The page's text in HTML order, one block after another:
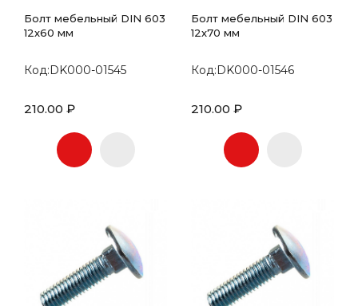
Болт мебельный DIN 603
12х60 мм
Код:DK000-01545
210.00 ₽
Болт мебельный DIN 603
12х70 мм
Код:DK000-01546
210.00 ₽